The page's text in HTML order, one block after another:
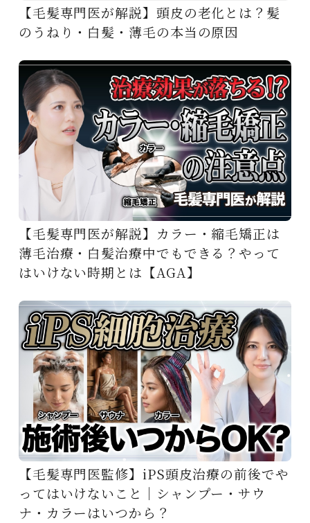
【毛髪専門医が解説】頭皮の老化とは？髪
のうねり・白髪・薄毛の本当の原因
【毛髪専門医が解説】カラー・縮毛矯正は
薄毛治療・白髪治療中でもできる？やって
はいけない時期とは【AGA】
【毛髪専門医監修】iPS頭皮治療の前後でや
ってはいけないこと｜シャンプー・サウ
ナ・カラーはいつから？